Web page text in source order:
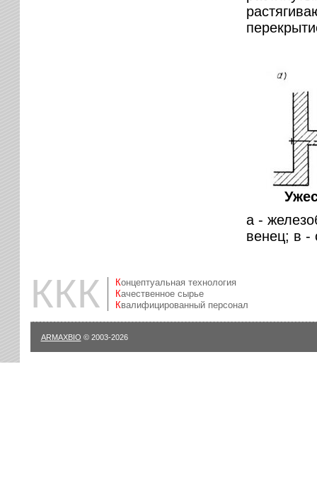
а -
венец; в -
ККК
Концептуальная технология
Качественное сырье
Квалифицированный персонал
ARMAXBIO © 2003-2026